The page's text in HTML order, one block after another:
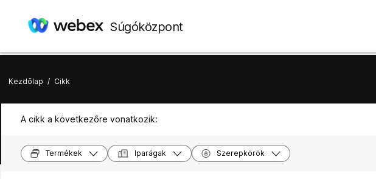
Súgóközpont
Kezdőlap / Cikk
A cikk a következőre vonatkozik:
Termékek Iparágak Szerepkörök